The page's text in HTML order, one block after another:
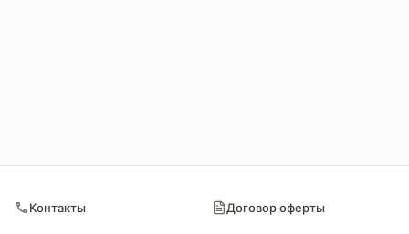
Контакты Договор оферты